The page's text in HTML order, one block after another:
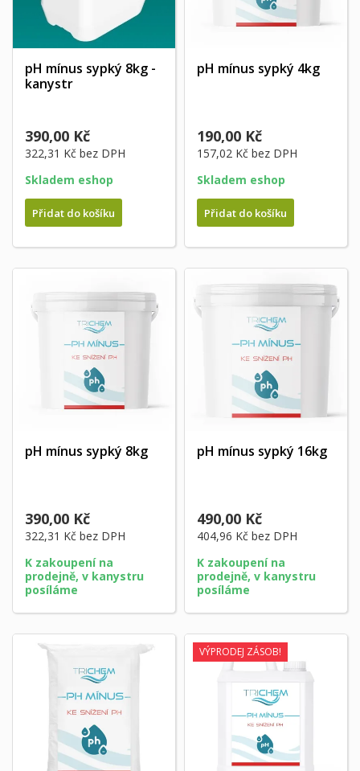
pH mínus sypký 8kg -
kanystr
390,00 Kč
322,31 Kč bez DPH
Skladem eshop
Přidat do košíku
pH mínus sypký 4kg
190,00 Kč
157,02 Kč bez DPH
Skladem eshop
Přidat do košíku
pH mínus sypký 8kg
390,00 Kč
322,31 Kč bez DPH
K zakoupení na
prodejně, v kanystru
posíláme
pH mínus sypký 16kg
490,00 Kč
404,96 Kč bez DPH
K zakoupení na
prodejně, v kanystru
posíláme
VÝPRODEJ ZÁSOB!